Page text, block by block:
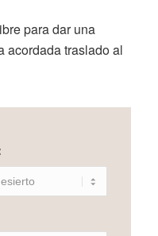
para dar una
acordada traslado al